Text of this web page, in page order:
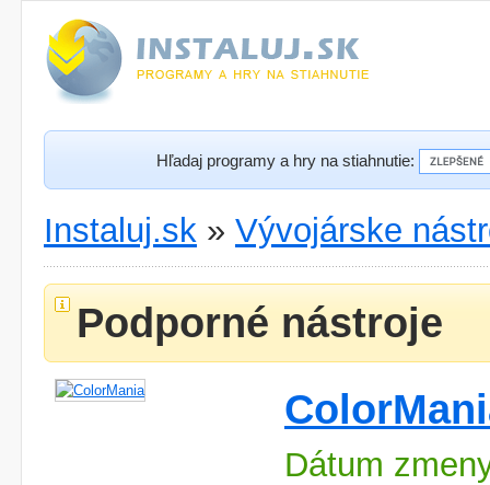
Hľadaj programy a hry na stiahnutie:
Instaluj.sk » Vývojárske
Podporné nástroje
Dátum